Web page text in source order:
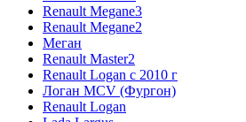
Renault Megane3
Renault Megane2
Меган
Renault Master2
Renault Logan c 2010 г
Логан МСV (Фургон)
Renault Logan